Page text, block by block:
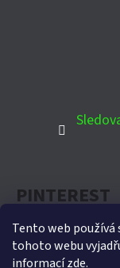
Tento web používá
tohoto webu
informacízde.
PINTEREST